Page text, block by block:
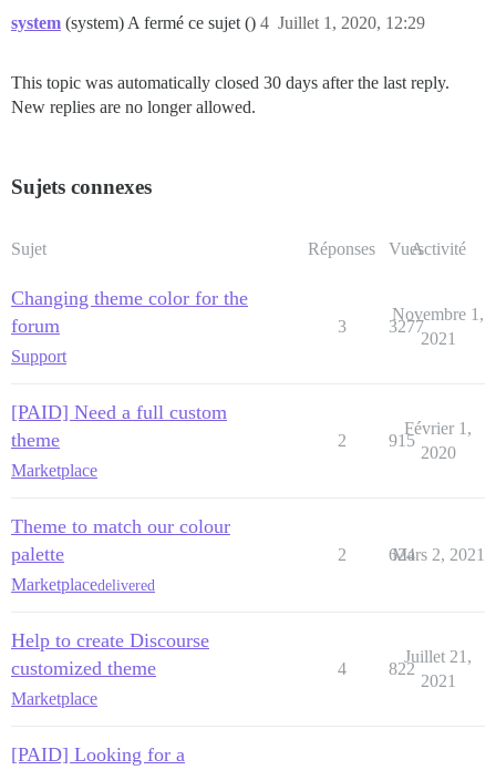
system (system) A fermé ce sujet () Juillet 1, 2020, 12:29
4
This topic was automatically closed 30 days after the last reply.
New replies are no longer allowed.
Sujets connexes
Sujet Réponses VuesActivité
Changing theme color for the
forum
Support
3 3277
Novembre 1,
2021
[PAID] Need a full custom
theme
Marketplace
2 915
Février 1,
2020
Theme to match our colour
palette
Marketplacedelivered
2 624
Mars 2, 2021
Help to create Discourse
customized theme
Marketplace
4 822
Juillet 21,
2021
[PAID] Looking for a